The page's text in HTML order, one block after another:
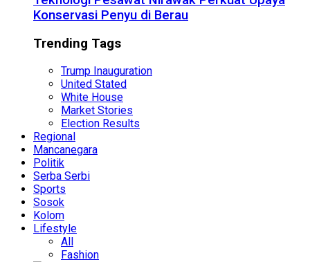
Konservasi Penyu di Berau
Trending Tags
Trump Inauguration
United Stated
White House
Market Stories
Election Results
Regional
Mancanegara
Politik
Serba Serbi
Sports
Sosok
Kolom
Lifestyle
All
Fashion